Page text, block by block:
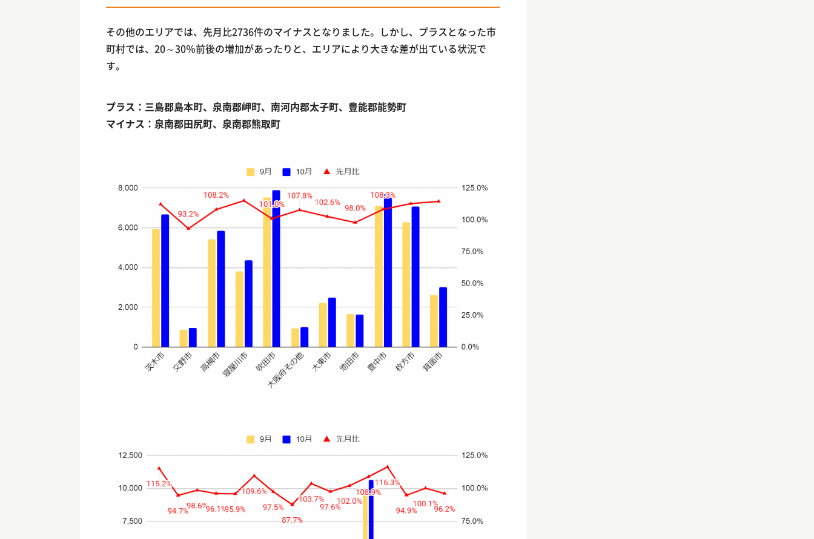
その他のエリアでは、先月比2736件のマイナスとなりました。しかし、プラスとなった市
町村では、20～30％前後の増加があったりと、エリアにより大きな差が出ている状況で
す。
プラス：三島郡島本町、泉南郡岬町、南河内郡太子町、豊能郡能勢町
マイナス：泉南郡田尻町、泉南郡熊取町